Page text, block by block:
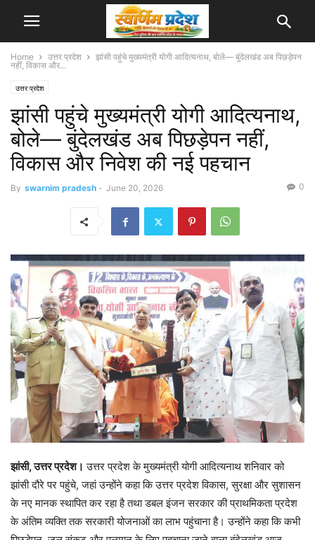
Home उत्तर प्रदेश
झांसी पहुंचे मुख्यमंत्री योगी आदित्यनाथ, बोले— बुंदेलखंड अब पिछड़ेपन
नहीं, विकास और...
उत्तर प्रदेश
झांसी पहुंचे मुख्यमंत्री योगी आदित्यनाथ,
बोले— बुंदेलखंड अब पिछड़ेपन नहीं,
विकास और निवेश की नई पहचान
By swarnim pradesh - June 20, 2026 0
झांसी, उत्तर प्रदेश। उत्तर प्रदेश के मुख्यमंत्री योगी आदित्यनाथ शनिवार को
झांसी दौरे पर पहुंचे, जहां उन्होंने कहा कि उत्तर प्रदेश विकास, सुरक्षा और सुशासन
के नए मानक स्थापित कर रहा है तथा डबल इंजन सरकार की प्राथमिकता प्रदेश
के अंतिम व्यक्ति तक सरकारी योजनाओं का लाभ पहुंचाना है। उन्होंने कहा कि कभी